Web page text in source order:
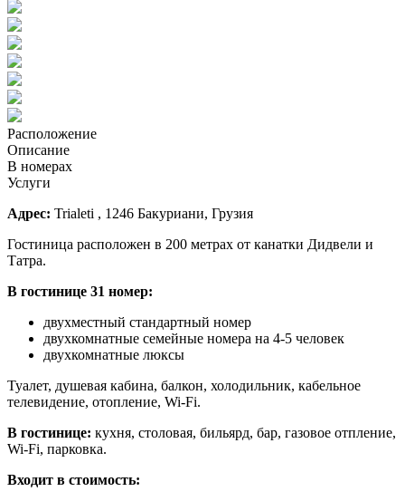
Расположение
Описание
В номерах
Услуги
Адрес: Trialeti , 1246 Бакуриани, Грузия
Гостиница расположен в 200 метрах от канатки Дидвели и
Татра.
В гостинице 31 номер:
двухместный стандартный номер
двухкомнатные семейные номера на 4-5 человек
двухкомнатные люксы
Туалет, душевая кабина, балкон, холодильник, кабельное
телевидение, отопление, Wi-Fi.
В гостинице: кухня, столовая, бильярд, бар, газовое отпление,
Wi-Fi, парковка.
Входит в стоимость: